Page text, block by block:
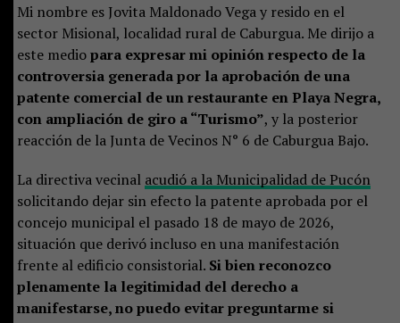
Mi nombre es Jovita Maldonado Vega y resido en el
sector Misional, localidad rural de Caburgua. Me dirijo a
este mediopara expresar mi opinión respecto de la
controversia generada por la aprobación de una
patente comercial de un restaurante en Playa Negra,
con ampliación de giro a “Turismo”, y la posterior
reacción de la Junta de Vecinos N° 6 de Caburgua Bajo.
La directiva vecinal acudió a la Municipalidad de Pucón
solicitando dejar sin efecto la patente aprobada por el
concejo municipal el pasado 18 de mayo de 2026,
situación que derivó incluso en una manifestación
frente al edificio consistorial. Si bien reconozco
plenamente la legitimidad del derecho a
manifestarse, no puedo evitar preguntarme si